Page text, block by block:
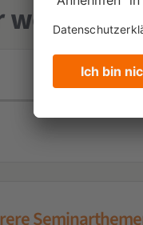
welches